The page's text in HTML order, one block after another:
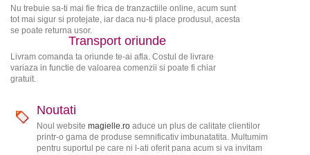
Nu trebuie sa-ti mai fie frica de tranzactiile online, acum sunt
tot mai sigur si protejate, iar daca nu-ti place produsul, acesta
se poate returna usor.
Transport oriunde
Livram comanda ta oriunde te-ai afla. Costul de livrare
variaza in functie de valoarea comenzii si poate fi chiar
gratuit.
Noutati
Noul website magielle.roaduce un plus de calitate clientilor
printr-o gama de produse semnificativ imbunatatita. Multumim
pentru suportul pe care ni l-ati oferit pana acum si va invitam